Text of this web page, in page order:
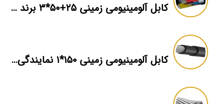
کابل آلومینیومی زمینی ۲۵+۵۰*۳ برند ماهان
کابل آلومینیومی زمینی ۱۵۰*۱ نمایندگی فروش